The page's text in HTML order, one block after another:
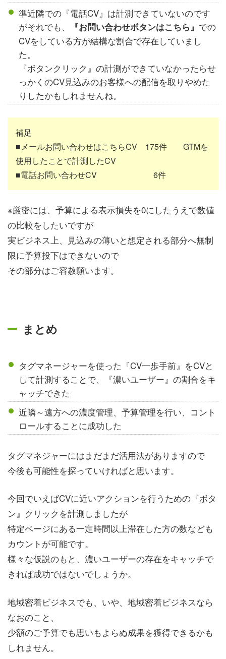
準近隣での『電話CV』は計測できていないのです
がそれでも、
『お問い合わせボタンはこちら』 での
CVをしている方が結構な割合で存在していまし
た。
『ボタンクリック』の計測ができていなかったらせ
っかくのCV見込みのお客様への配信を取りやめた
りしたかもしれませんね。
補足
■メールお問い合わせはこちらCV 175件 GTMを
使用したことで計測したCV
■電話お問い合わせCV 6件
※厳密には、予算による表示損失を0にしたうえで数値
の比較をしたいですが
実ビジネス上、見込みの薄いと想定される部分へ無制
限に予算投下はできないので
その部分はご容赦願います。
まとめ
タグマネージャーを使った『CV一歩手前』をCVと
して計測することで、『濃いユーザー』の割合をキ
ャッチできた
近隣～遠方への濃度管理、予算管理を行い、コント
ロールすることに成功した
タグマネジャーにはまだまだ活用法がありますので
今後も可能性を探っていければと思います。
今回でいえばCVに近いアクションを行うための『ボタ
ン』クリックを計測しましたが
特定ページにある一定時間以上滞在した方の数なども
カウントが可能です。
様々な仮説のもと、濃いユーザーの存在をキャッチで
きれば成功ではないでしょうか。
地域密着ビジネスでも、いや、地域密着ビジネスなら
なおのこと、
少額のご予算でも思いもよらぬ成果を獲得できるかも
しれません。